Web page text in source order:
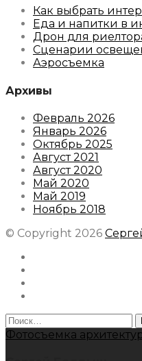
Как выбрать
Еда и напитки в
Дрон для
Сценарии
Аэросъемка
Архивы
Февраль 2026
Январь 2026
Октябрь 2025
Август 2021
Август 2020
Май 2020
Май 2019
Ноябрь 2018
© Copyright 2026
Найти:
Фотосъемка